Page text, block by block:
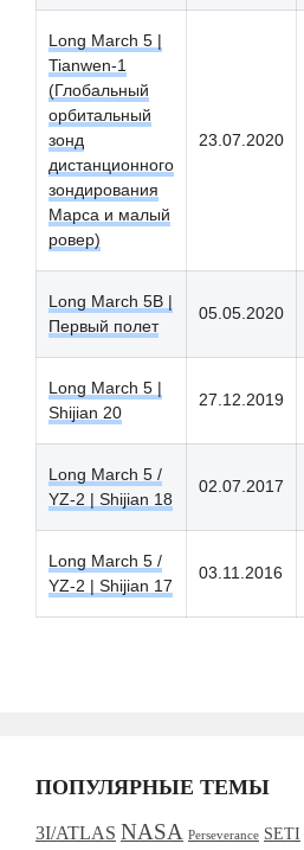
Long March 5 |
Tianwen-1
(Глобальный
орбитальный
зонд
дистанционного
зондирования
Марса и малый
ровер)
23.07.2020
Long March 5B |
Первый полет
05.05.2020
Long March 5 |
Shijian 20
27.12.2019
Long March 5 /
YZ-2 | Shijian 18
02.07.2017
Long March 5 /
YZ-2 | Shijian 17
03.11.2016
ПОПУЛЯРНЫЕ ТЕМЫ
3I/ATLAS NASA Perseverance SETI